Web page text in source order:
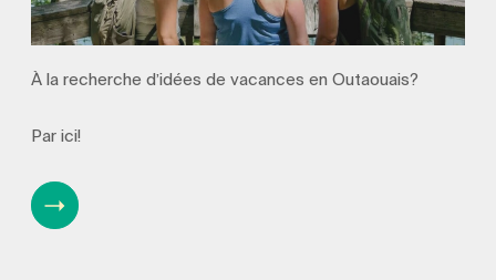
À la recherche d’idées de vacances en Outaouais?
Par ici!